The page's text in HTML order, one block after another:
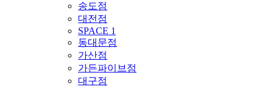
송도점
대전점
SPACE 1
동대문점
가산점
가든파이브점
대구점